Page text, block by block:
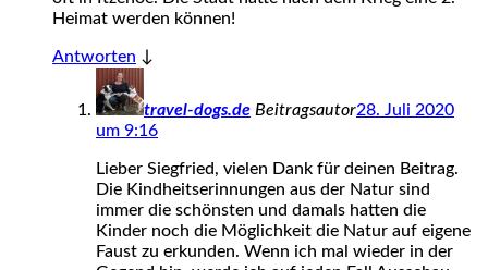
Heimat werden können!
Antworten ↓
travel-dogs.de Beitragsautor28. Juli 2020
um 9:16
Lieber Siegfried, vielen Dank für deinen Beitrag.
Die Kindheitserinnungen aus der Natur sind
immer die schönsten und damals hatten die
Kinder noch die Möglichkeit die Natur auf eigene
Faust zu erkunden. Wenn ich mal wieder in der